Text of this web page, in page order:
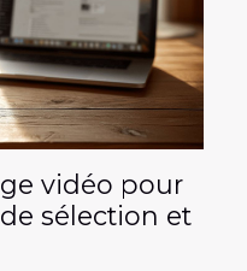
vidéo pour
sélection et